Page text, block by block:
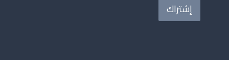
إشتراك